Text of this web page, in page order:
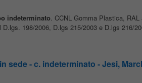
indeterminato. CCNL Gomma Plastica,
198/2006, D.lgs 215/2003 e D.lgs 216/
sede - c. indeterminato - Jesi,